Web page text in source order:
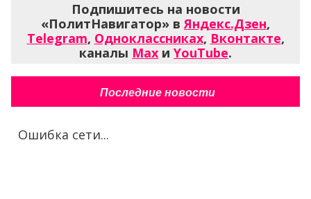
Подпишитесь на новости
«ПолитНавигатор» вЯндекс.Дзен,
Telegram, Одноклассниках, Вконтакте,
каналы Max и YouTube.
Последние новости
Ошибка сети...